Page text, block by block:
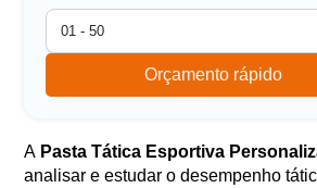
Orçamento rápido
A Pasta Tática Esportiva
analisar e estudar o desempenho